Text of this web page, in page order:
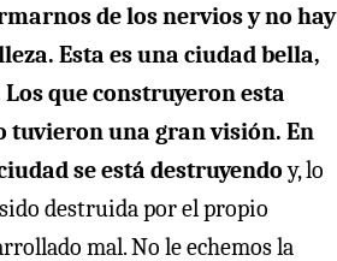
de los nervios y no hay
Esta es una ciudad bella,
que construyeron esta
tuvieron una gran visión. En
se está destruyendoy, lo
destruida por el propio
mal. No le echemos la